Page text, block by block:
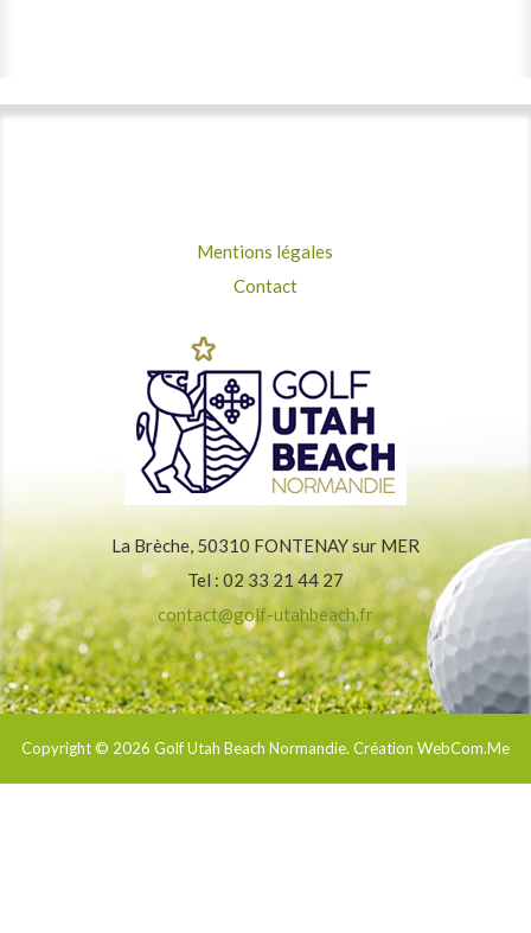
Mentions légales
Contact
La Brèche, 50310 FONTENAY sur MER
Tel : 02 33 21 44 27
contact@golf-utahbeach.fr
Copyright © 2026 Golf Utah Beach Normandie. Création WebCom.Me